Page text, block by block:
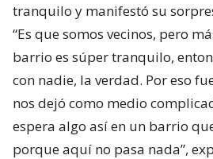
tranquilo y manifestó su
“Es que somos vecinos, pero
barrio es súper tranquilo,
con nadie, la verdad. Por eso
nos dejó como medio
espera algo así en un barrio
porque aquí no pasa nada”,